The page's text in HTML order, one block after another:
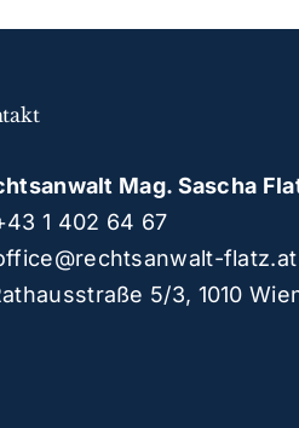
Mag. Sascha
1 402 64 67
flatz.at
5/3, 1010